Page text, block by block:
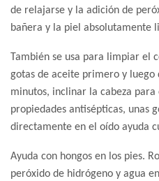
de relajarse y la adición de
bañera y la piel absolutamente
También se usa para limpiar el
gotas de aceite primero y luego
minutos, inclinar la cabeza para
propiedades antisépticas, unas
directamente en el oído ayuda
Ayuda con hongos en los pies.
peróxido de hidrógeno y agua